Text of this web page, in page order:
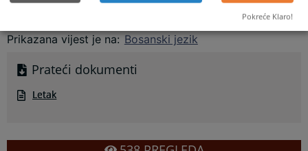
Prikazana vijest je na: Bosanski jezik
Prateći dokumenti
Letak
Pokreće Klaro!